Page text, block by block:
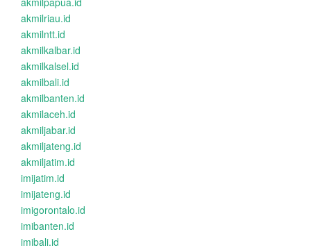
akmilriau.id
akmilntt.id
akmilkalbar.id
akmilkalsel.id
akmilbali.id
akmilbanten.id
akmilaceh.id
akmiljabar.id
akmiljateng.id
akmiljatim.id
imijatim.id
imijateng.id
imigorontalo.id
imibanten.id
imibali.id